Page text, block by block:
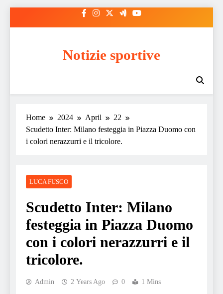
Notizie sportive
Home 2024 April
22
Scudetto Inter: Milano festeggia in Piazza Duomo con
i colori nerazzurri e il tricolore.
LUCA FUSCO
Scudetto Inter: Milano
festeggia in Piazza Duomo
con i colori nerazzurri e il
tricolore.
Admin 2 Years Ago 0 1 Mins